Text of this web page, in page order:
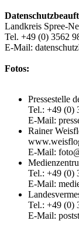
Landkreis Spree-
Tel. +49 (0) 3562
E-Mail:
Fotos:
Pressestelle
Tel.: +49 (0)
E-Mail:
Rainer
E-Mail:
Tel.: +49 (0)
E-Mail:
Tel.: +49 (0)
E-Mail: